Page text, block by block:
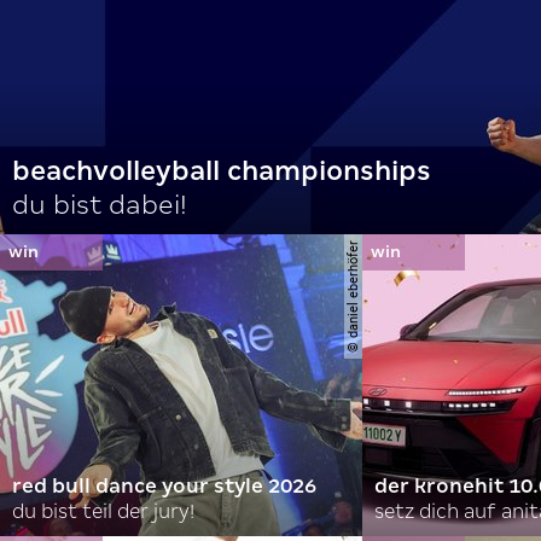
beachvolleyball championships
du bist dabei!
© daniel eberhöfer
red bull dance your style 2026
du bist teil der jury!
der kronehit
setz dich auf